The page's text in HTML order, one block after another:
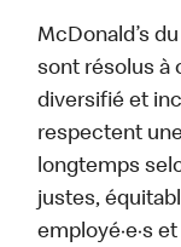
McDonald’s
sont résolus à
diversifié et
respectent
longtemps
justes,
employé·e·s